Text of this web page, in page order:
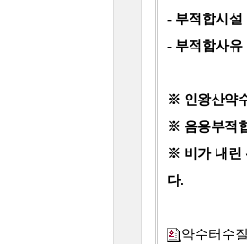
- 부적합시설
- 부적합사유
※ 인왕산약
※ 음용부적
※ 비가 내린
다.
약수터수